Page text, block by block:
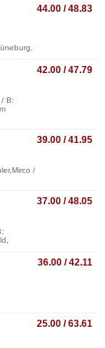
44.00 / 48.83
42.00 / 47.79
B:
39.00 / 41.95
/
37.00 / 48.05
36.00 / 42.11
25.00 / 63.61